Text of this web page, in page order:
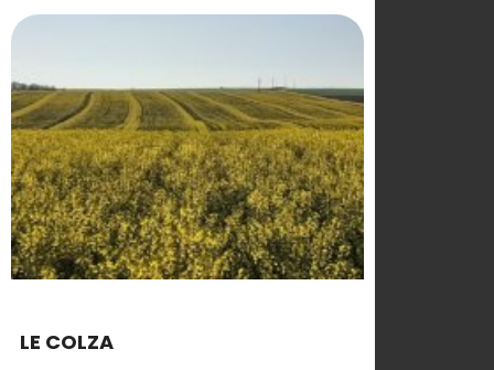
LE COLZA